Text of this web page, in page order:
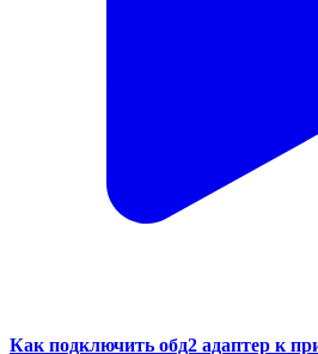
Как подключить обд2 адаптер к